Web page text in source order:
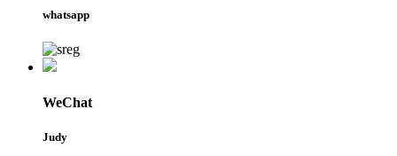
whatsapp
WeChat
Judy